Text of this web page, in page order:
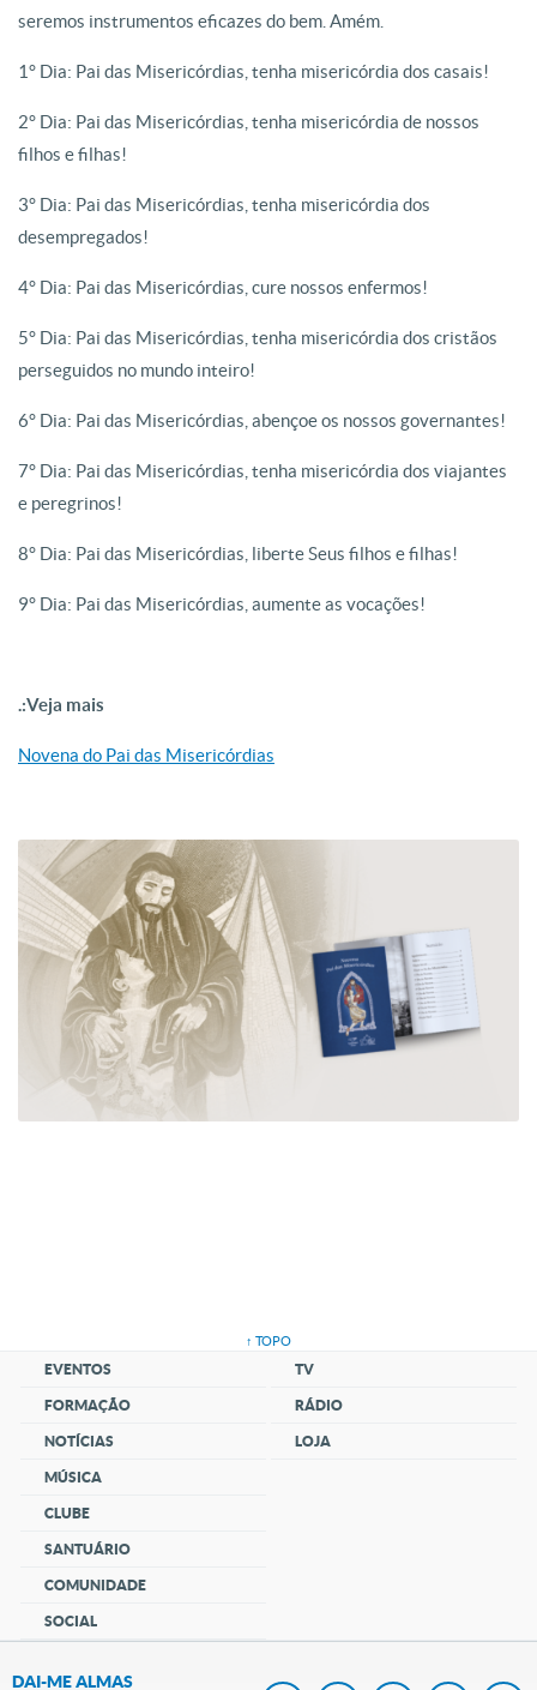
seremos instrumentos eficazes do bem. Amém.
1° Dia: Pai das Misericórdias, tenha misericórdia dos casais!
2° Dia: Pai das Misericórdias, tenha misericórdia de nossos
filhos e filhas!
3° Dia: Pai das Misericórdias, tenha misericórdia dos
desempregados!
4° Dia: Pai das Misericórdias, cure nossos enfermos!
5° Dia: Pai das Misericórdias, tenha misericórdia dos cristãos
perseguidos no mundo inteiro!
6° Dia: Pai das Misericórdias, abençoe os nossos governantes!
7° Dia: Pai das Misericórdias, tenha misericórdia dos viajantes
e peregrinos!
8° Dia: Pai das Misericórdias, liberte Seus filhos e filhas!
9° Dia: Pai das Misericórdias, aumente as vocações!
.:Veja mais
Novena do Pai das Misericórdias
↑ TOPO
EVENTOS
FORMAÇÃO
NOTÍCIAS
MÚSICA
CLUBE
SANTUÁRIO
COMUNIDADE
SOCIAL
TV
RÁDIO
LOJA
DAI-ME ALMAS